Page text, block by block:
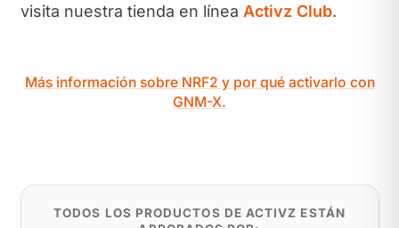
visita nuestra tienda en línea Activz Club.
Más información sobre NRF2 y por qué activarlo con
GNM-X.
TODOS LOS PRODUCTOS DE ACTIVZ ESTÁN